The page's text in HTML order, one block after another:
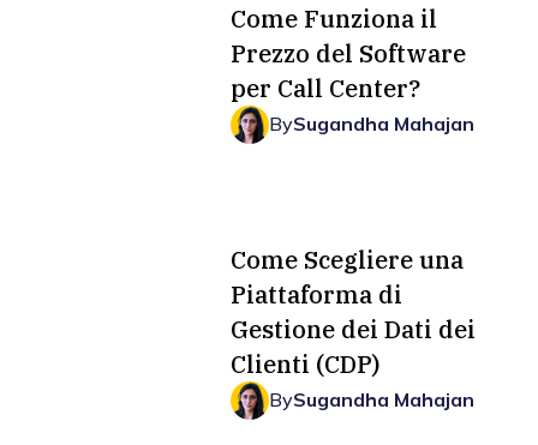
Come Funziona il
Prezzo del Software
per Call Center?
BySugandha Mahajan
Come Scegliere una
Piattaforma di
Gestione dei Dati dei
Clienti (CDP)
BySugandha Mahajan